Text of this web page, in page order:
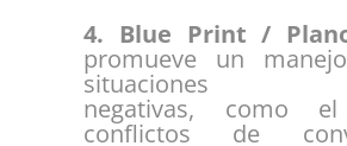
4. Blue Print /
promueve un
situaciones
negativas, como
conflictos de